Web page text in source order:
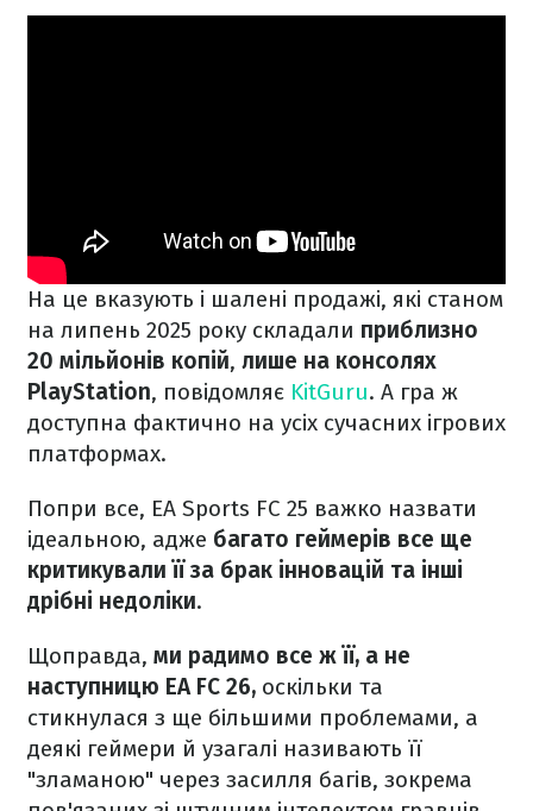
На це вказують і шалені продажі, які станом
на липень 2025 року складали приблизно
20 мільйонів копій, лише на консолях
PlayStation, повідомляє KitGuru. А гра ж
доступна фактично на усіх сучасних ігрових
платформах.
Попри все, EA Sports FC 25 важко назвати
ідеальною, адже багато геймерів все ще
критикували її за брак інновацій та інші
дрібні недоліки.
Щоправда, ми радимо все ж її, а не
наступницю EA FC 26, оскільки та
стикнулася з ще більшими проблемами, а
деякі геймери й узагалі називають її
"зламаною" через засилля багів, зокрема